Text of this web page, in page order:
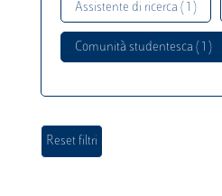
Assistente di ricerca ( 1 )
Comunità studentesca ( 1 )